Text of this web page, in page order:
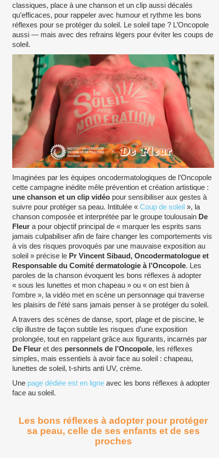
classiques, place à une chanson et un clip aussi décalés
qu’efficaces, pour rappeler avec humour et rythme les bons
réflexes pour se protéger du soleil. Le soleil tape ? L’Oncopole
aussi — mais avec des refrains légers pour éviter les coups de
soleil.
Imaginées par les équipes oncodermatologiques de l’Oncopole
cette campagne inédite mêle prévention et création artistique :
une chanson et un clip vidéo pour sensibiliser aux gestes à
suivre pour protéger sa peau. Intitulée « Coup de soleil », la
chanson composée et interprétée par le groupe toulousain De
Fleur a pour objectif principal de « marquer les esprits sans
jamais culpabiliser afin de faire changer les comportements vis
à vis des risques provoqués par une mauvaise exposition au
soleil » précise le Pr Vincent Sibaud, Oncodermatologue et
Responsable du Comité dermatologie à l’Oncopole. Les
paroles de la chanson évoquent les bons réflexes à adopter
« sous les lunettes et mon chapeau » ou « on est bien à
l’ombre », la vidéo met en scène un personnage qui traverse
les plaisirs de l’été sans jamais penser à se protéger du soleil.
A travers des scènes de danse, sport, plage et de piscine, le
clip illustre de façon subtile les risques d’une exposition
prolongée, tout en rappelant grâce aux figurants, incarnés par
De Fleur et des personnels de l’Oncopole, les réflexes
simples, mais essentiels à avoir face au soleil : chapeau,
lunettes de soleil, t-shirts anti UV, crème.
Une page dédiée est en ligne avec les bons réflexes à adopter
face au soleil.
Les bons réflexes à adopter pour protéger
sa peau, celle de ses enfants et de ses
proches